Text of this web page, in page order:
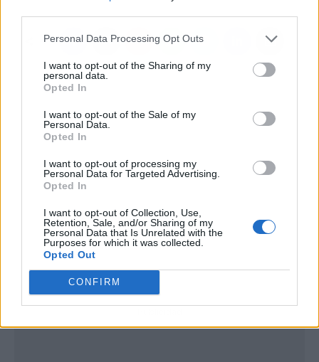
Personal Data Processing Opt Outs
I want to opt-out of the Sharing of my
personal data.
Opted In
I want to opt-out of the Sale of my
Personal Data.
Opted In
I want to opt-out of processing my
Personal Data for Targeted Advertising.
Opted In
I want to opt-out of Collection, Use,
Retention, Sale, and/or Sharing of my
Personal Data that Is Unrelated with the
Purposes for which it was collected.
Opted Out
CONFIRM